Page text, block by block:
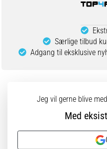
Særlige tilbud
Adgang til eksklusive
Jeg vil gerne blive
Med